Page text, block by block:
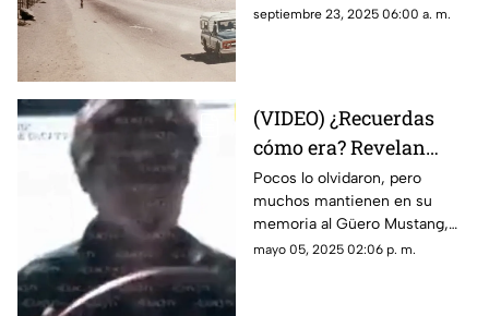
Una mujer que, a pesar de su
excentricidad y tragedia.
septiembre 23, 2025 06:00 a. m.
(VIDEO) ¿Recuerdas
cómo era? Revelan
video del Güero
Mustang en las calles
de Ciudad Juárez
Pocos lo olvidaron, pero
muchos mantienen en su
memoria al Güero Mustang,
personaje icónco que vio las
mayo 05, 2025 02:06 p. m.